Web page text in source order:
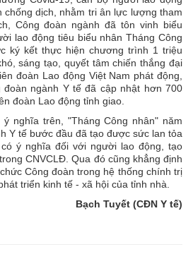
chống dịch, nhằm tri ân lực lượng tham
Công đoàn ngành đã tôn vinh biểu
lao động tiêu biểu nhân Tháng Công
ký kết thực hiện chương trình 1 triệu
sáng tạo, quyết tâm chiến thắng đại
đoàn Lao động Việt Nam phát động,
đoàn ngành Y tế đã cập nhật hơn 700
đoàn Lao động tỉnh giao.
nghĩa trên, "Tháng Công nhân" năm
Y tế bước đầu đã tạo được sức lan tỏa
ý nghĩa đối với người lao động, tạo
CNVCLĐ. Qua đó cũng khẳng định
Công đoàn trong hệ thống chính trị
triển kinh tế - xã hội của tỉnh nhà.
Bạch Tuyết (CĐN Y tế)